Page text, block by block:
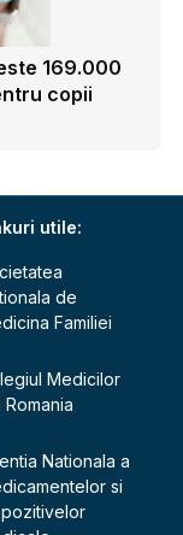
169.000
copii
utile:
de
Familiei
Medicilor
Romania
Nationala a
si